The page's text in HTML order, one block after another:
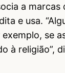
a marcas
e usa.
se
à religião”,